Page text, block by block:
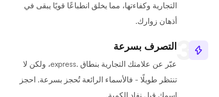
التجارية وكفاءتها، مما يخلق انطباعًا قويًا يبقى في
أذهان زوارك.
التصرف بسرعة
عبّر عن علامتك التجارية بنطاق .express، ولكن لا
تنتظر طويلًا - فالأسماء الرائعة تُحجز بسرعة. احجز